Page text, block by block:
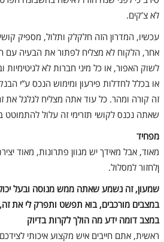
לא צ’קים.
עכשיו, המדרון הזה חלקלק ותלול, מספיק
אחר, הלקוח לא מצליח לפתור את הבעיה
לשוק האפור, או כל מיני חברות לא
או בכלל לחדלות פירעון ומימוש הנכס ע”י
זה קורה ומהר. כל עוד אתה מצליח לגלגל
שאתה נכנס לקושי תזרימי זה עלול להתמוטט
מפחיד
מאוד, אבל מאידך יש מגוון פתרונות, מאוד
ןלחזור למסלול.
שמעון, זה נשמע שאתה ממש מנוסה ובעל
במצבים מורכבים, בוא תפשט ותפרק לי את
במצב דומה ידע מה הולך לקרות בדיוק
ראשית, אתם חייבים איש מקצוע איכותי